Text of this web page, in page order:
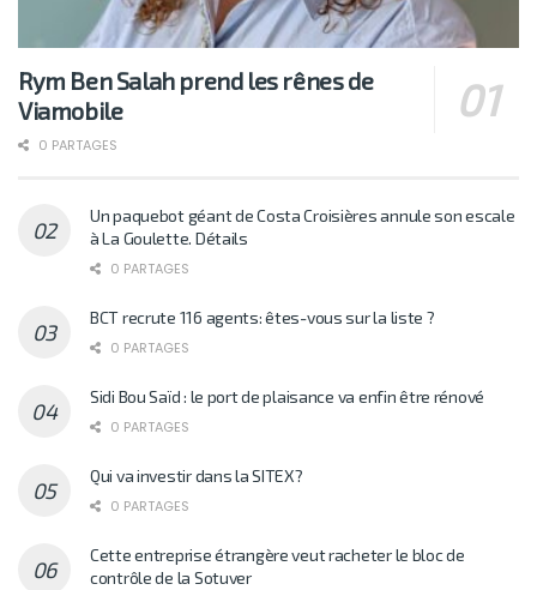
Rym Ben Salah prend les rênes de
Viamobile
0 PARTAGES
Un paquebot géant de Costa Croisières annule son escale
à La Goulette. Détails
0 PARTAGES
BCT recrute 116 agents: êtes-vous sur la liste ?
0 PARTAGES
Sidi Bou Saïd : le port de plaisance va enfin être rénové
0 PARTAGES
Qui va investir dans la SITEX?
0 PARTAGES
Cette entreprise étrangère veut racheter le bloc de
contrôle de la Sotuver